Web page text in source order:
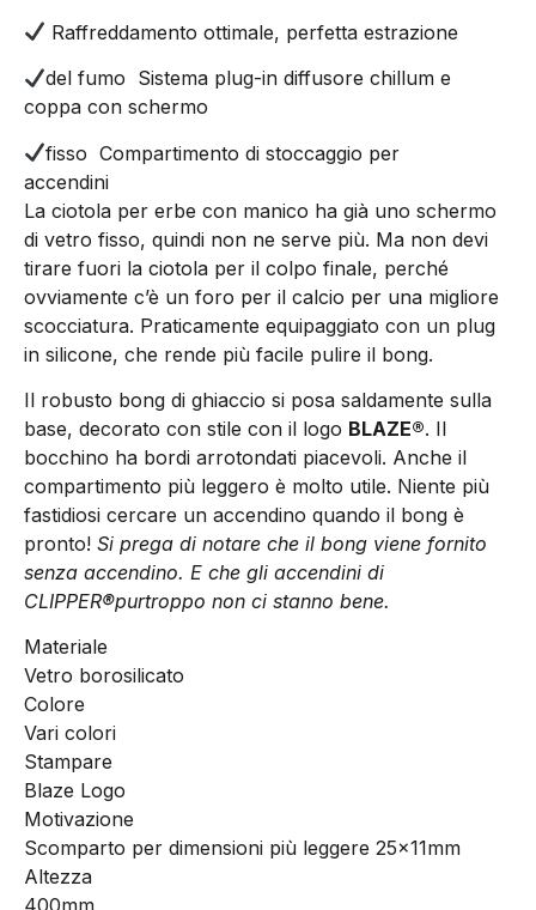
Raffreddamento ottimale, perfetta estrazione
del fumo Sistema plug-in diffusore chillum e
coppa con schermo
fisso Compartimento di stoccaggio per
accendini
La ciotola per erbe con manico ha già uno schermo
di vetro fisso, quindi non ne serve più. Ma non devi
tirare fuori la ciotola per il colpo finale, perché
ovviamente c’è un foro per il calcio per una migliore
scocciatura. Praticamente equipaggiato con un plug
in silicone, che rende più facile pulire il bong.
Il robusto bong di ghiaccio si posa saldamente sulla
base, decorato con stile con il logo BLAZE®. Il
bocchino ha bordi arrotondati piacevoli. Anche il
compartimento più leggero è molto utile. Niente più
fastidiosi cercare un accendino quando il bong è
pronto! Si prega di notare che il bong viene fornito
senza accendino. E che gli accendini di
CLIPPER®purtroppo non ci stanno bene.
Materiale
Vetro borosilicato
Colore
Vari colori
Stampare
Blaze Logo
Motivazione
Scomparto per dimensioni più leggere 25x11mm
Altezza